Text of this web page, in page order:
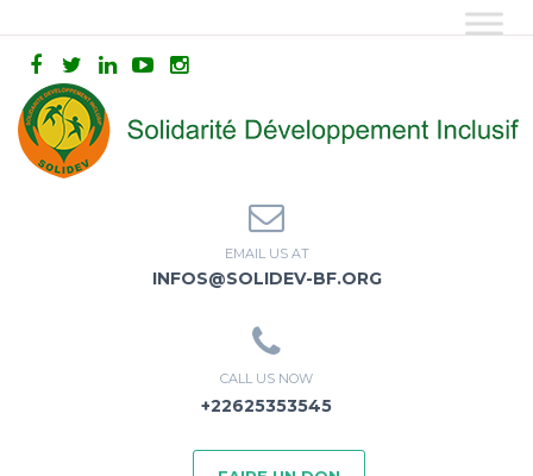
EMAIL US AT
INFOS@SOLIDEV-BF.ORG
CALL US NOW
+22625353545